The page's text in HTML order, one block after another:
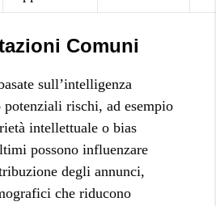
Comuni
sull’intelligenza
rischi, ad esempio
intellettuale o bias
possono influenzare
degli annunci,
che riducono